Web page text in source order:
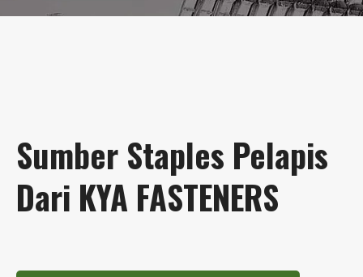
Sumber Staples Pelapis
Dari KYA FASTENERS